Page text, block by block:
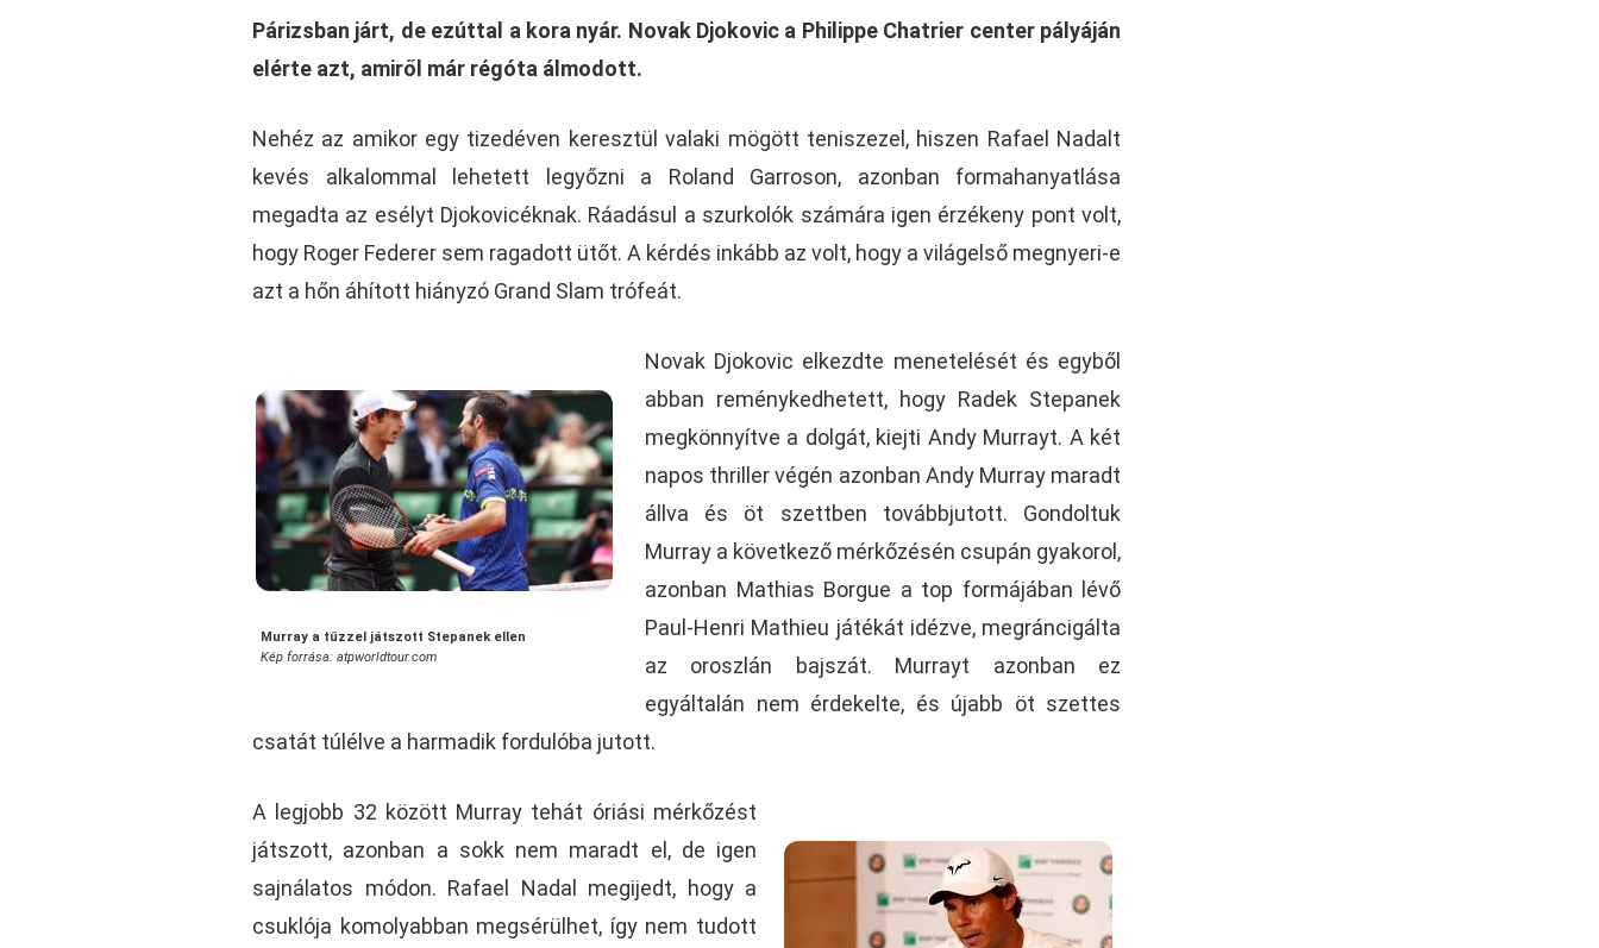
Párizsban járt, de ezúttal a kora nyár. Novak Djokovic a Philippe Chatrier center pályáján
elérte azt, amiről már régóta álmodott.
Nehéz az amikor egy tizedéven keresztül valaki mögött teniszezel, hiszen Rafael Nadalt
kevés alkalommal lehetett legyőzni a Roland Garroson, azonban formahanyatlása
megadta az esélyt Djokovicéknak. Ráadásul a szurkolók számára igen érzékeny pont volt,
hogy Roger Federer sem ragadott ütőt. A kérdés inkább az volt, hogy a világelső megnyeri-e
azt a hőn áhított hiányzó Grand Slam trófeát.
Murray a tűzzel játszott Stepanek ellen
Kép forrása: atpworldtour.com
Novak Djokovic elkezdte menetelését és egyből
abban reménykedhetett, hogy Radek Stepanek
megkönnyítve a dolgát, kiejti Andy Murrayt. A két
napos thriller végén azonban Andy Murray maradt
állva és öt szettben továbbjutott. Gondoltuk
Murray a következő mérkőzésén csupán gyakorol,
azonban Mathias Borgue a top formájában lévő
Paul-Henri Mathieu játékát idézve, megráncigálta
az oroszlán bajszát. Murrayt azonban ez
egyáltalán nem érdekelte, és újabb öt szettes
csatát túlélve a harmadik fordulóba jutott.
A legjobb 32 között Murray tehát óriási mérkőzést
játszott, azonban a sokk nem maradt el, de igen
sajnálatos módon. Rafael Nadal megijedt, hogy a
csuklója komolyabban megsérülhet, így nem tudott